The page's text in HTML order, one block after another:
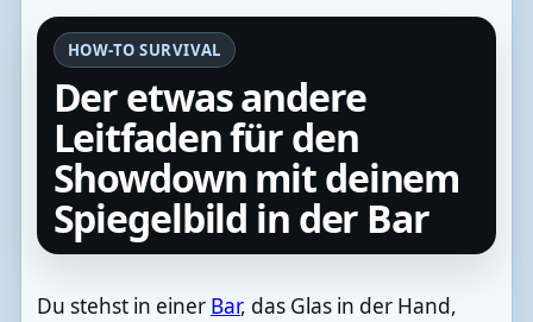
HOW-TO SURVIVAL
Der etwas andere
Leitfaden für den
Showdown mit deinem
Spiegelbild in der Bar
Du stehst in einer Bar, das Glas in der Hand,